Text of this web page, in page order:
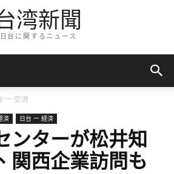
湾新聞
日台に関するニュース
ー 交流
済 日台 ー 経済
ンターが松井知
関西企業訪問も